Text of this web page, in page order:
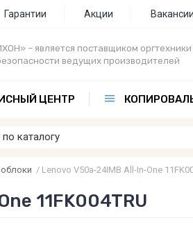
Гарантии Акции Вакансии
– является поставщиком
ведущих производителей
ЦЕНТР
/ Lenovo V50a-24IMB All-In-One
11FK004TRU